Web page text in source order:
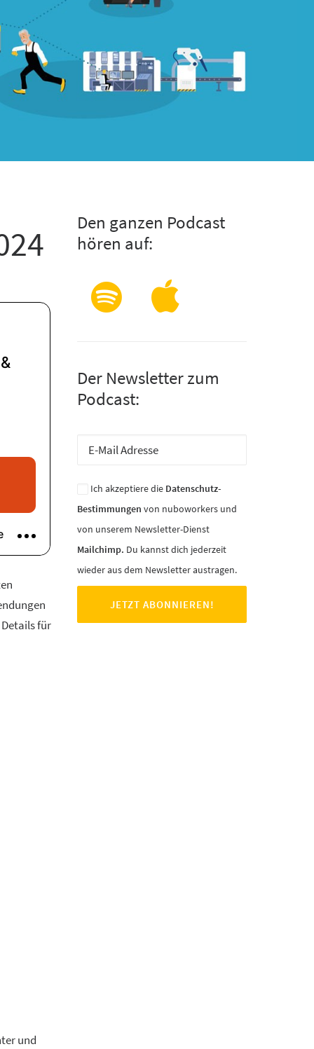
für
und
Den ganzen Podcast
hören auf:
Der Newsletter zum
Podcast:
Ich akzeptiere die Datenschutz-
Bestimmungen von nuboworkers und
von unserem Newsletter-Dienst
Mailchimp. Du kannst dich jederzeit
wieder aus dem Newsletter austragen.